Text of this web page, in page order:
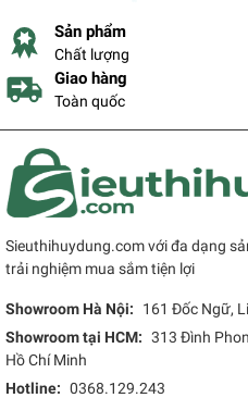
Sản phẩm
Chất lượng
Giao hàng
Toàn quốc
Sieuthihuydung.com với đa dạng
trải nghiệm mua sắm tiện lợi
Showroom Hà Nội:
161 Đốc Ngữ,
Showroom tại HCM: 313 Đình
Hồ Chí Minh
Hotline: 0368.129.243